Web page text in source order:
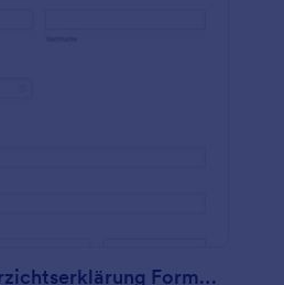
Bootsverleih Verzichtserklärung Formular